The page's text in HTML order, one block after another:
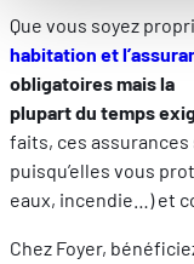
Améliorer votre
vos fonctionnalités
Mesurer
comprenant
Proposer des
les performances.
sociaux utilisés et
Que vous soyez
habitation et
obligatoires mais la
plupart du temps
faits, ces
puisqu’elles vous
eaux, incendie…) et
Chez Foyer,